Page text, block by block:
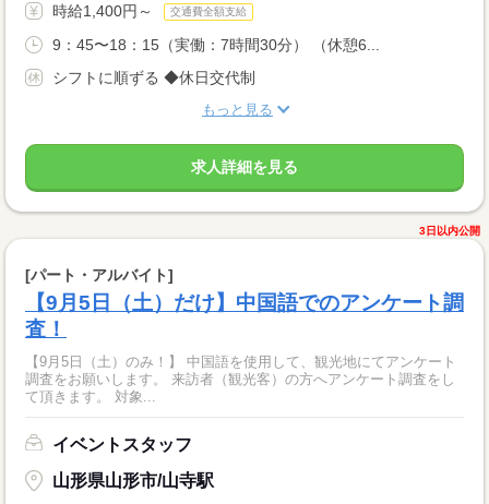
時給1,400円～ 交通費全額支給
9：45〜18：15（実働：7時間30分） （休憩6...
シフトに順ずる ◆休日交代制
もっと見る
求人詳細を見る
3日以内公開
[パート・アルバイト]
【9月5日（土）だけ】中国語でのアンケート調
査！
【9月5日（土）のみ！】 中国語を使用して、観光地にてアンケート
調査をお願いします。 来訪者（観光客）の方へアンケート調査をし
て頂きます。 対象...
イベントスタッフ
山形県山形市/山寺駅